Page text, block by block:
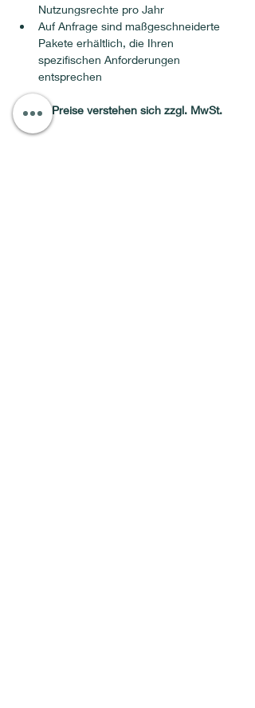
Nutzungsrechte pro Jahr
Auf Anfrage sind maßgeschneiderte
Pakete erhältlich, die Ihren
spezifischen Anforderungen
entsprechen
📌 Alle Preise verstehen sich zzgl. MwSt.